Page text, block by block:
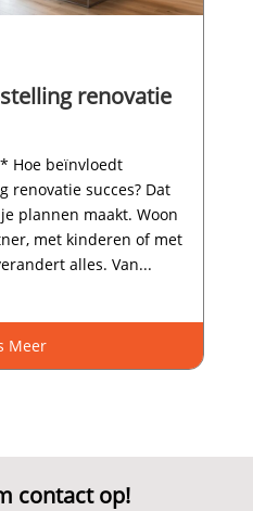
renovatie
Hoe beïnvloedt
renovatie succes? Dat
plannen maakt.​ Woon
met kinderen of met
alles.​ Van...
Meer
contact op!